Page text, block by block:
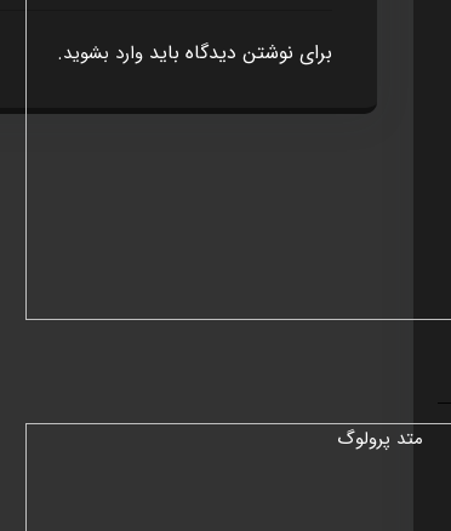
برای نوشتن دیدگاه بایدوارد بشوید.